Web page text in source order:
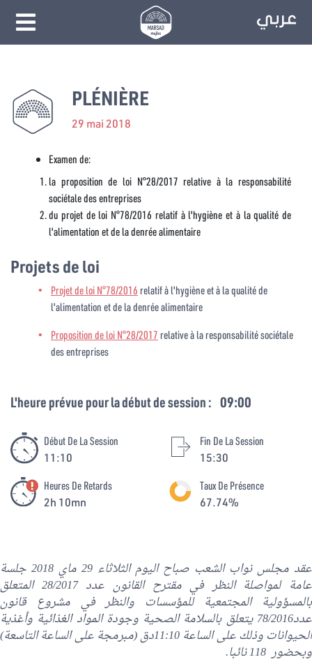
PLÉNIÈRE
29 mai 2018
Examen de:
la proposition de loi N°28/2017 relative à la responsabilité
sociétale des entreprises
du projet de loi N°78/2016 relatif à l'hygiène et à la qualité de
l'alimentation et de la denrée alimentaire
Projets de loi
Projet de loi N°78/2016relatif à l'hygiène et à la qualité de
l'alimentation et de la denrée alimentaire
Proposition de loi N°28/2017relative à la responsabilité sociétale
des entreprises
L'heure prévue pour la début de session : 09:00
Début De La Session
11:10
Fin De La Session
15:30
Heures De Retards
2h 10mn
Taux De Présence
67.74%
عقد مجلس نواب الشعب صباح اليوم الثلاثاء 29 ماي 2018 جلسة
عامة لمواصلة النظر في مقترح القانون عدد 28/2017 المتعلق
بالمسؤولية المجتمعية للمؤسسات والنظر في مشروع قانون
عدد78/2016 يتعلق بالسلامة الصحية وجودة المواد الغذائية وأغذية
الحيوانات وذلك على الساعة 11:10دق (مبرمجة على الساعة التاسعة)
وبحضور 118 نائبا.